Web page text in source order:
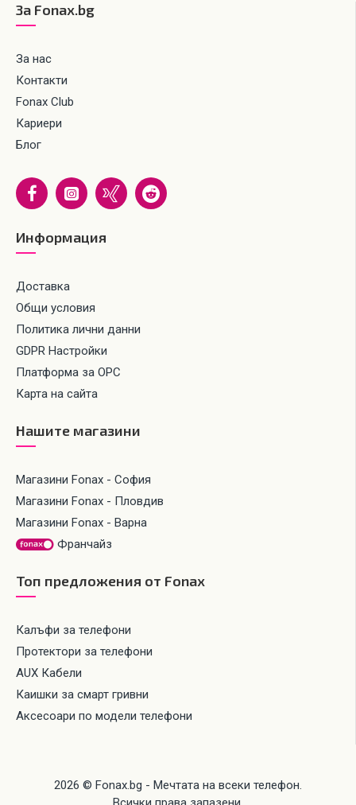
За Fonax.bg
За нас
Контакти
Fonax Club
Кариери
Блог
Информация
Доставка
Общи условия
Политика лични данни
GDPR Настройки
Платформа за ОРС
Карта на сайта
Нашите магазини
Магазини Fonax - София
Магазини Fonax - Пловдив
Магазини Fonax - Варна
Франчайз
Топ предложения от Fonax
Калъфи за телефони
Протектори за телефони
AUX Кабели
Каишки за смарт гривни
Аксесоари по модели телефони
2026 © Fonax.bg - Мечтата на всеки телефон.